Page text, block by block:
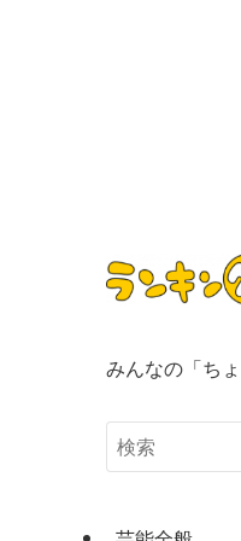
みんなの「ち